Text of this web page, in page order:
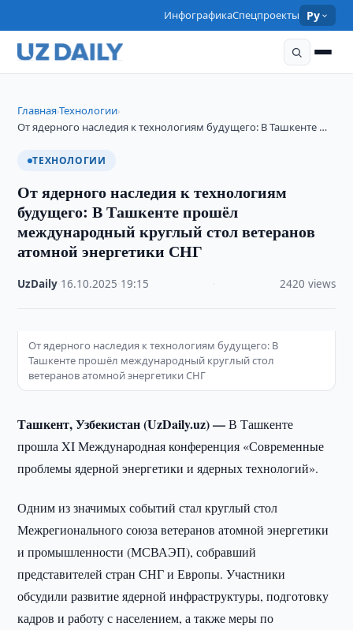
ИнфографикаСпецпроекты Ру
Главная›Технологии›
От ядерного наследия к технологиям будущего: В Ташкенте …
ТЕХНОЛОГИИ
От ядерного наследия к технологиям
будущего: В Ташкенте прошёл
международный круглый стол ветеранов
атомной энергетики СНГ
UzDaily 16.10.2025 19:15 2420 views
От ядерного наследия к технологиям будущего: В
Ташкенте прошёл международный круглый стол
ветеранов атомной энергетики СНГ
Ташкент, Узбекистан (UzDaily.uz) —В Ташкенте
прошла XI Международная конференция «Современные
проблемы ядерной энергетики и ядерных технологий».
Одним из значимых событий стал круглый стол
Межрегионального союза ветеранов атомной энергетики
и промышленности (МСВАЭП), собравший
представителей стран СНГ и Европы. Участники
обсудили развитие ядерной инфраструктуры, подготовку
кадров и работу с населением, а также меры по